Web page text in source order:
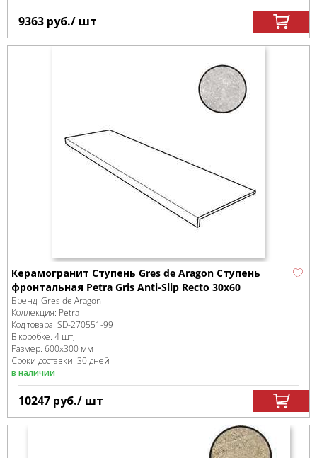
9363 руб./ шт
Керамогранит Ступень Gres de Aragon Ступень
фронтальная Petra Gris Anti-Slip Recto 30x60
Бренд: Gres de Aragon
Коллекция: Petra
Код товара: SD-270551-99
В коробке: 4 шт,
Размер: 600x300 мм
Сроки доставки: 30 дней
в наличии
10247 руб./ шт